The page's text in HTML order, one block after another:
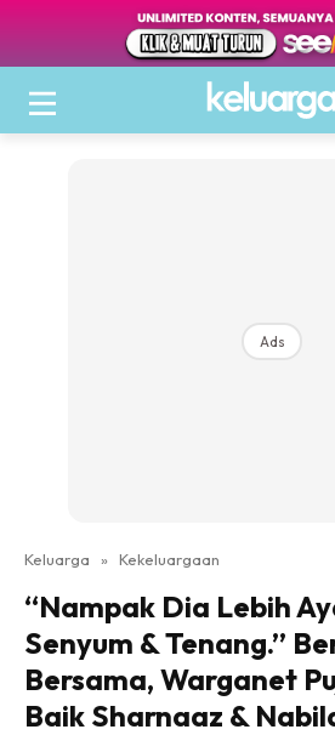
Ads
Keluarga » Kekeluargaan
“Nampak Dia Lebih
Senyum & Tenang.”
Bersama, Warganet
Baik Sharnaaz &